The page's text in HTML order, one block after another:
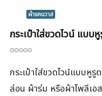
ผ้าแคนวาส
กระเป๋าใส่ขวดไวน์ แบบ
กระเป๋าใส่ขวดไวน์แบบหู
ล่อน ผ้าร่ม หรือผ้าโพลีเอ